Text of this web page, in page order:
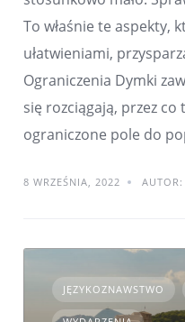
To właśnie te aspekty,
ułatwieniami,
Ograniczenia Dymki
się rozciągają, przez co
ograniczone pole do
8 WRZEŚNIA, 2022
JĘZYKOZNAWSTWO